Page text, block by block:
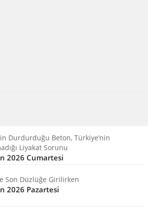
Durdurduğu Beton, Türkiye’nin
Liyakat Sorunu
2026 Cumartesi
Son Düzlüğe Girilirken
2026 Pazartesi